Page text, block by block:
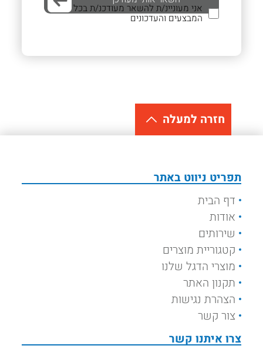
אני מעוניינ/ת להשאר מעודכנ/ת בכל
המבצעים והעדכונים
חזרה למעלה
תפריט ניווט באתר
דף הבית
אודות
שירותים
קטגוריית מוצרים
מוצרי הדגל שלנו
תקנון האתר
הצהרת נגישות
צור קשר
צרו איתנו קשר